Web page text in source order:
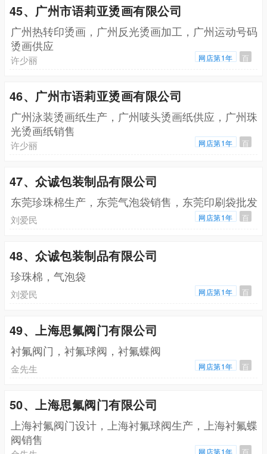
45、广州市语莉亚烫画有限公司
广州热转印烫画，广州反光烫画加工，广州运动号码
烫画供应
许少丽 网店第1年 百
46、广州市语莉亚烫画有限公司
广州泳装烫画纸生产，广州唛头烫画纸供应，广州珠
光烫画纸销售
许少丽 网店第1年 百
47、众诚包装制品有限公司
东莞珍珠棉生产，东莞气泡袋销售，东莞印刷袋批发
刘爱民 网店第1年 百
48、众诚包装制品有限公司
珍珠棉，气泡袋
刘爱民 网店第1年 百
49、上海思氟阀门有限公司
衬氟阀门，衬氟球阀，衬氟蝶阀
金先生 网店第1年 百
50、上海思氟阀门有限公司
上海衬氟阀门设计，上海衬氟球阀生产，上海衬氟蝶
阀销售
网店第1年 百